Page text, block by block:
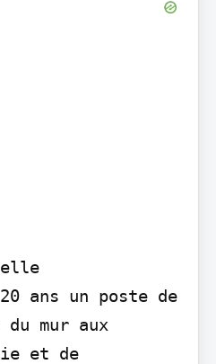
ans un poste de
mur aux
et de